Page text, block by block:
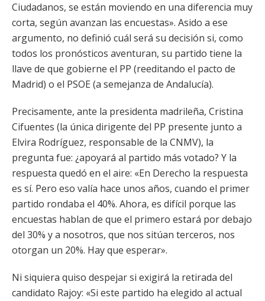
Ciudadanos, se están moviendo en una diferencia muy
corta, según avanzan las encuestas». Asido a ese
argumento, no definió cuál será su decisión si, como
todos los pronósticos aventuran, su partido tiene la
llave de que gobierne el PP (reeditando el pacto de
Madrid) o el PSOE (a semejanza de Andalucía).
Precisamente, ante la presidenta madrileña, Cristina
Cifuentes (la única dirigente del PP presente junto a
Elvira Rodríguez, responsable de la CNMV), la
pregunta fue: ¿apoyará al partido más votado? Y la
respuesta quedó en el aire: «En Derecho la respuesta
es sí. Pero eso valía hace unos años, cuando el primer
partido rondaba el 40%. Ahora, es difícil porque las
encuestas hablan de que el primero estará por debajo
del 30% y a nosotros, que nos sitúan terceros, nos
otorgan un 20%. Hay que esperar».
Ni siquiera quiso despejar si exigirá la retirada del
candidato Rajoy: «Si este partido ha elegido al actual